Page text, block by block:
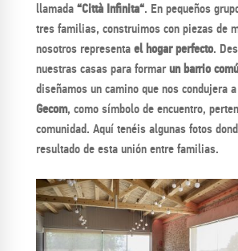
llamada “Città Infinita“. En pequeños
tres familias, construimos con piezas de
nosotros representa el hogar perfecto.
nuestras casas para formarun barrio
diseñamos un camino que nos condujera
Gecom, como símbolo de encuentro,
comunidad. Aquí tenéis algunas fotos
resultado de esta unión entre familias.